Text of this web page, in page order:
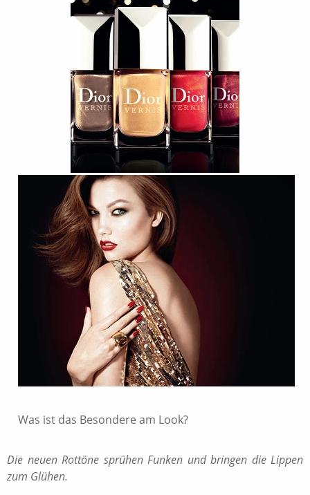
Was ist das Besondere am Look?
Die neuen Rottöne sprühen Funken und bringen die Lippen
zum Glühen.